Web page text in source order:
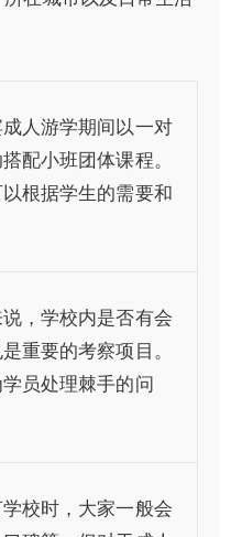
人游学期间以一对
配小班团体课程。
根据学生的需要和
，学校内是否有会
重要的考察项目。
员处理棘手的问
校时，大家一般会